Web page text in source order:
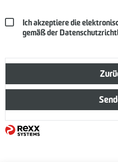
Ich akzeptiere die
gemäß der